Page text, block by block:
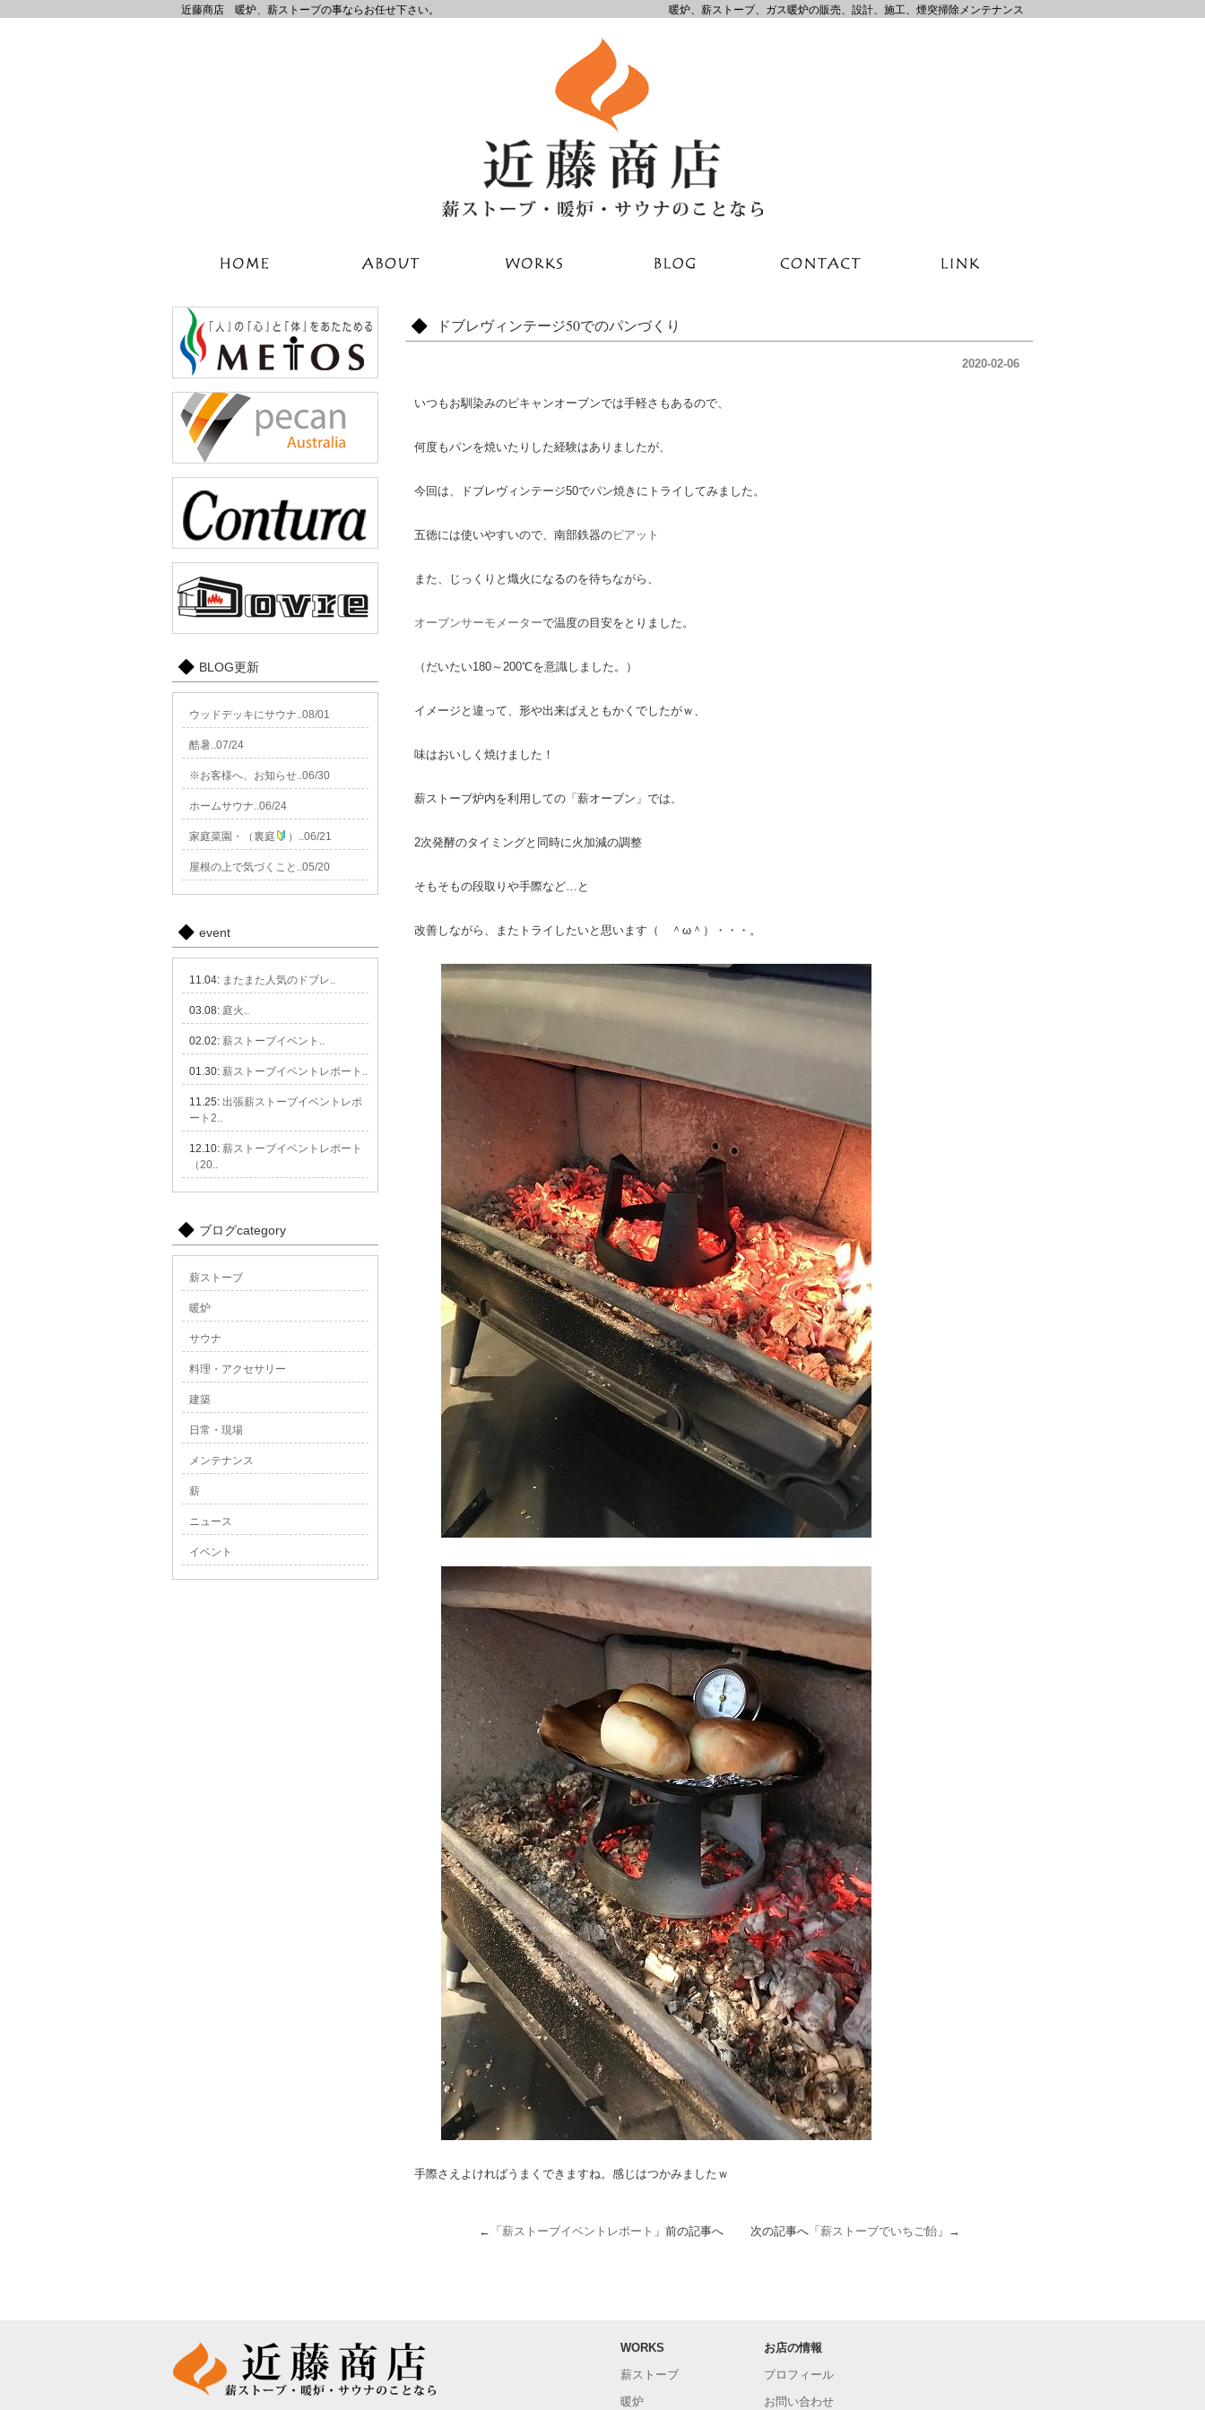
近藤商店 暖炉、薪ストーブの事ならお任せ下さい。 暖炉、薪ストーブ、ガス暖炉の販売、設計、施工、煙突掃除メンテナンス
ドブレヴィンテージ50でのパンづくり
2020-02-06
いつもお馴染みのピキャンオーブンでは手軽さもあるので、
何度もパンを焼いたりした経験はありましたが、
今回は、ドブレヴィンテージ50でパン焼きにトライしてみました。
五徳には使いやすいので、南部鉄器のピアット
また、じっくりと熾火になるのを待ちながら、
オーブンサーモメーターで温度の目安をとりました。
（だいたい180～200℃を意識しました。）
イメージと違って、形や出来ばえともかくでしたがｗ、
味はおいしく焼けました！
薪ストーブ炉内を利用しての「薪オーブン」では、
2次発酵のタイミングと同時に火加減の調整
そもそもの段取りや手際など…と
改善しながら、またトライしたいと思います（ ＾ω＾）・・・。
手際さえよければうまくできますね。感じはつかみましたｗ
←「 薪ストーブイベントレポート 」前の記事へ 次の記事へ「 薪ストーブでいちご飴」→
BLOG更新
ウッドデッキにサウナ..08/01
酷暑..07/24
※お客様へ、お知らせ..06/30
ホームサウナ..06/24
家庭菜園・（裏庭 ）..06/21
屋根の上で気づくこと..05/20
event
11.04: またまた人気のドブレ..
03.08: 庭火..
02.02: 薪ストーブイベント..
01.30: 薪ストーブイベントレポート..
11.25: 出張薪ストーブイベントレポ
ート2..
12.10: 薪ストーブイベントレポート
（20..
ブログcategory
薪ストーブ
暖炉
サウナ
料理・アクセサリー
建築
日常・現場
メンテナンス
薪
ニュース
イベント
WORKS
薪ストーブ
暖炉
お店の情報
プロフィール
お問い合わせ